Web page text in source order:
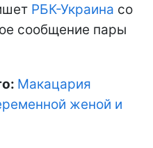
РБК-Украина со
сообщение пары
Макацария
женой и